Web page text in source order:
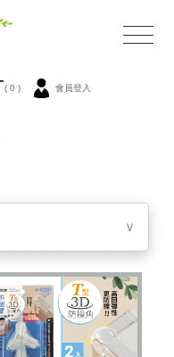
( 0 ) 會員登入
∨